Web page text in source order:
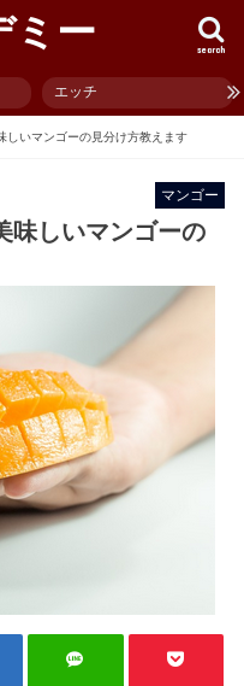
ミー search
エッチ
しいマンゴーの見分け方教えます
マンゴー
味しいマンゴーの